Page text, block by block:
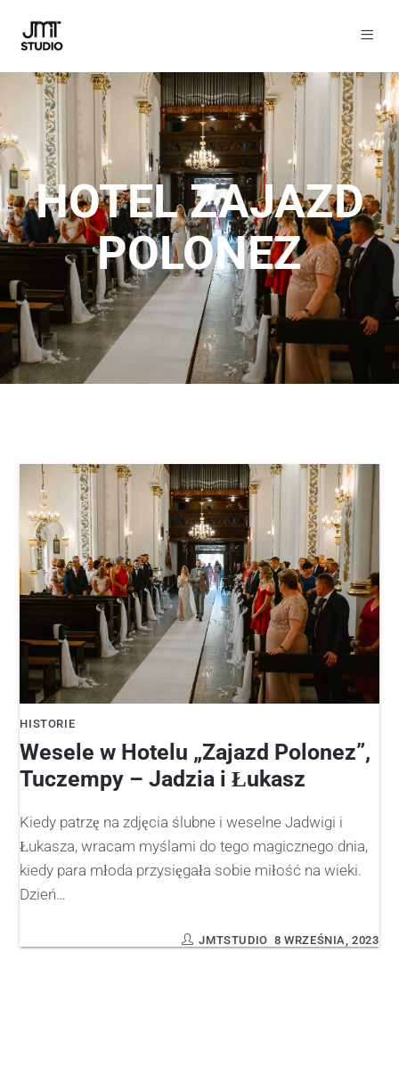
HOTEL ZAJAZD
POLONEZ
HISTORIE
Wesele w Hotelu „Zajazd Polonez”,
Tuczempy – Jadzia i Łukasz
Kiedy patrzę na zdjęcia ślubne i weselne Jadwigi i
Łukasza, wracam myślami do tego magicznego dnia,
kiedy para młoda przysięgała sobie miłość na wieki.
Dzień…
8 WRZEŚNIA, 2023
JMTSTUDIO